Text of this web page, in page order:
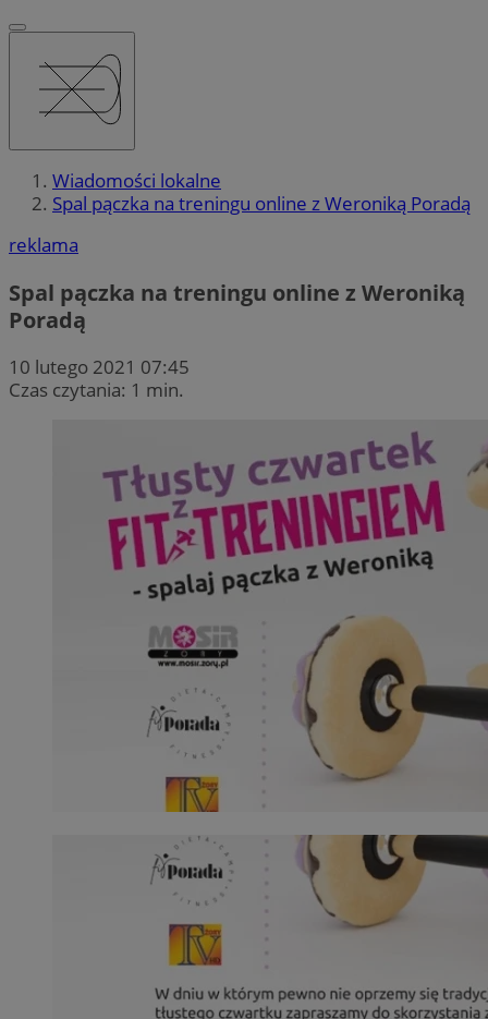
Wiadomości lokalne
Spal pączka na treningu online z Weroniką Poradą
reklama
Spal pączka na treningu online z Weroniką
Poradą
10 lutego 2021 07:45
Czas czytania: 1 min.